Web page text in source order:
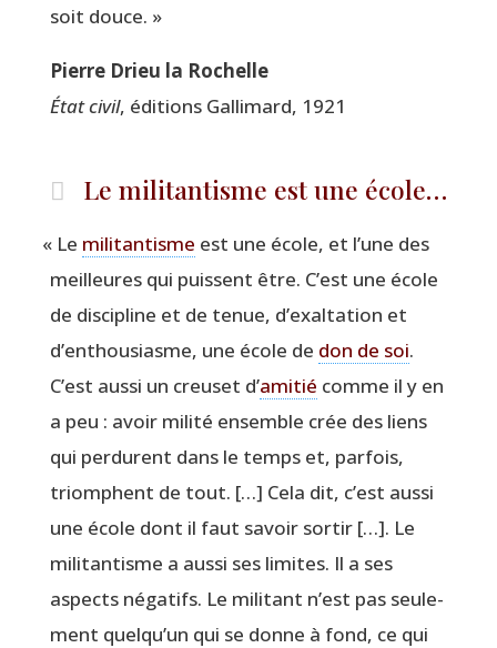
soit douce. »
Pierre Drieu la Rochelle
État civil, édi­tions Gal­li­mard, 1921
Le militantisme est une école…
« Le mili­tan­tisme est une école, et l’une des
meilleures qui puissent être. C’est une école
de dis­ci­pline et de tenue, d’exaltation et
d’enthousiasme, une école de don de soi.
C’est aus­si un creu­set d’ami­tié comme il y en
a peu : avoir mili­té ensemble crée des liens
qui per­durent dans le temps et, par­fois,
triomphent de tout. […] Cela dit, c’est aus­si
une école dont il faut savoir sor­tir […]. Le
mili­tan­tisme a aus­si ses limites. Il a ses
aspects néga­tifs. Le mili­tant n’est pas seule­
ment quelqu’un qui se donne à fond, ce qui